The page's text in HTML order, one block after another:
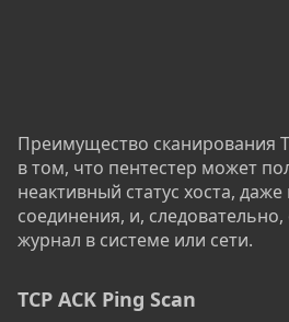
Преимущество сканирования
в том, что пентестер может
неактивный статус хоста, даже
соединения, и,
журнал в системе или сети.
TCP ACK Ping Scan